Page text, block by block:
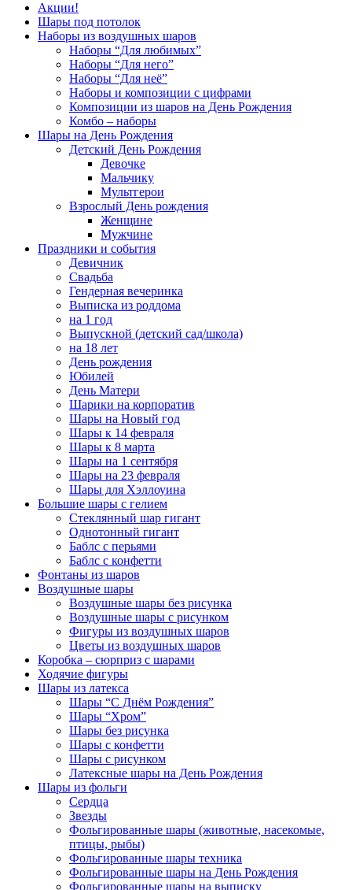
Акции!
Шары под потолок
Наборы из воздушных шаров
Наборы “Для любимых”
Наборы “Для него”
Наборы “Для неё”
Наборы и композиции с цифрами
Композиции из шаров на День Рождения
Комбо – наборы
Шары на День Рождения
Детский День Рождения
Девочке
Мальчику
Мультгерои
Взрослый День рождения
Женщине
Мужчине
Праздники и события
Девичник
Свадьба
Гендерная вечеринка
Выписка из роддома
на 1 год
Выпускной (детский сад/школа)
на 18 лет
День рождения
Юбилей
День Матери
Шарики на корпоратив
Шары на Новый год
Шары к 14 февраля
Шары к 8 марта
Шары на 1 сентября
Шары на 23 февраля
Шары для Хэллоуина
Большие шары с гелием
Стеклянный шар гигант
Однотонный гигант
Баблс с перьями
Баблс с конфетти
Фонтаны из шаров
Воздушные шары
Воздушные шары без рисунка
Воздушные шары с рисунком
Фигуры из воздушных шаров
Цветы из воздушных шаров
Коробка – сюрприз с шарами
Ходячие фигуры
Шары из латекса
Шары “С Днём Рождения”
Шары “Хром”
Шары без рисунка
Шары с конфетти
Шары с рисунком
Латексные шары на День Рождения
Шары из фольги
Сердца
Звезды
Фольгированные шары (животные, насекомые,
птицы, рыбы)
Фольгированные шары техника
Фольгированные шары на День Рождения
Фольгированные шары на выписку